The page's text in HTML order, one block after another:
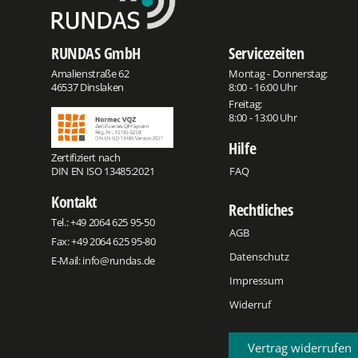
RUNDAS GmbH
Amalienstraße 62
46537 Dinslaken
Zertifiziert nach
DIN EN ISO 13485:2021
Kontakt
Tel.:+49 2064 625 95-50
Fax: +49 2064 625 95-80
E-Mail:info@rundas.de
Servicezeiten
Montag - Donnerstag:
8:00 - 16:00 Uhr
Freitag:
8:00 - 13:00 Uhr
Hilfe
FAQ
Rechtliches
AGB
Datenschutz
Impressum
Widerruf
Vertrag widerrufen